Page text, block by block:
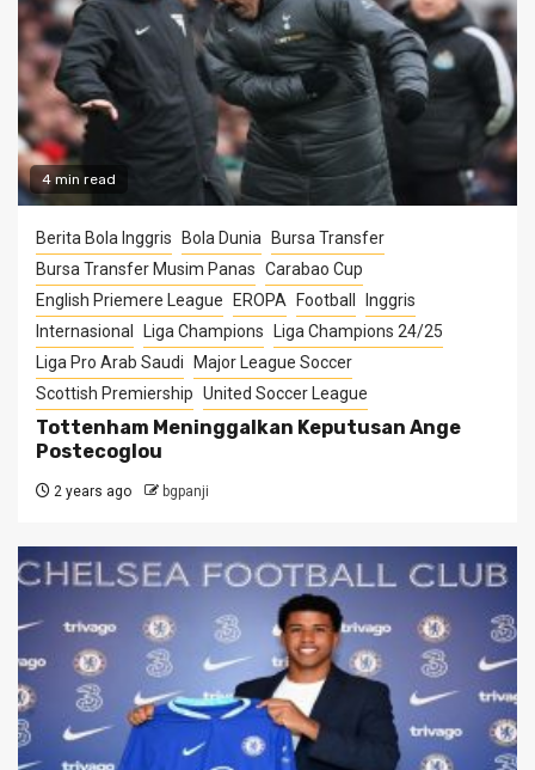
4 min read
Berita Bola Inggris Bola Dunia
Bursa Transfer
Bursa Transfer Musim Panas Carabao Cup
English Priemere League
EROPA Football
Inggris
Internasional
Liga Champions
Liga Champions 24/25
Liga Pro Arab Saudi
Major League Soccer
Scottish Premiership United Soccer League
Tottenham Meninggalkan Keputusan Ange
Postecoglou
2 years ago bgpanji